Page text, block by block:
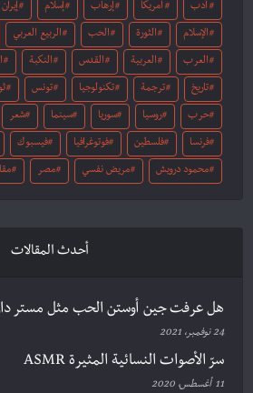
أدب أمريكا إرهاب إسلام إيران
الإسلام الثورة الحب الربيع العربي
العرب العربية القدس النكبة
تاريخ ترجمة تكنولوجيا تونس
حرب روسيا سوريا سينما شعر
فرنسا فلسطين فوتوغرافيا فيسبوك
محمود درويش مريض نفسي مصر
أحدث المقالات
هل عرفت جين أوستن الحب مثل مستر
24 نوفمبر، 2021
سرّ الأصوات النسائية المثيرة ASMR
11 أغسطس، 2020